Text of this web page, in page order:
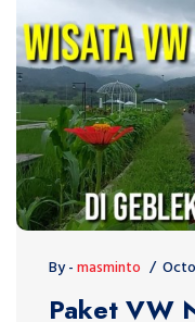
By -masminto
Paket VW